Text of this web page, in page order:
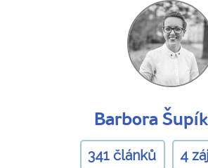
Barbora
341 článků 4